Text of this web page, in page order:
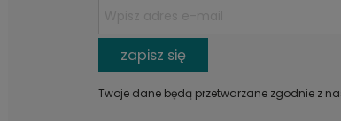
zapisz się
Twoje dane będą przetwarzane zgodnie z